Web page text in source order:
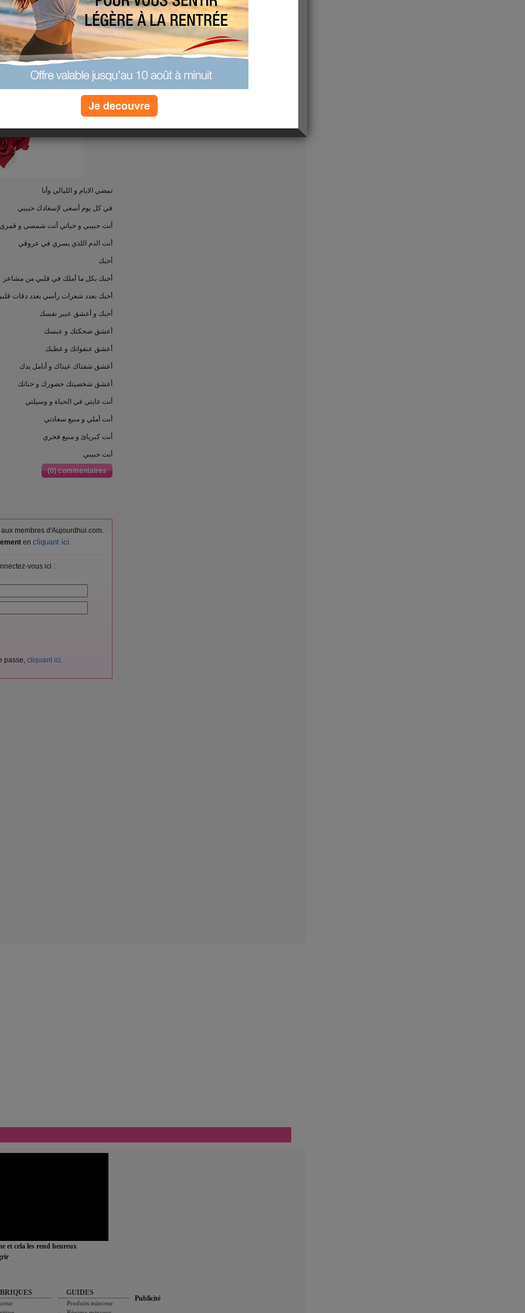
تمضي الايام و الليالي وأنا
في كل يوم أسعى لإسعادك حبيبي
أنت حبيبي و حياتي أنت شمسي و قمري
أنت الدم اللذي يسري في عروقي
أحبك
أحبك بكل ما أملك في قلبي من مشاعر
أحبك بعدد شعرات رأسي بعدد دقات
أحبك و أعشق عبير نفسك
أعشق ضحكتك و عبسك
أعشق عنفوانك و غظبك
أعشق شفتاك عيناك و أنامل يدك
أعشق شخصيتك حضورك و حنانك
أنت غايتي في الحياة و وسيلتي
أنت أملي و منبع سعادتي
أنت كبريائ و منبع فخري
أنت حبيبي
(0) commentaires
membres d'Aujourdhui.com.
en cliquant ici.
vous ici :
passe, cliquant ici.
et cela les rend heureux
GUIDES
Produits minceur
Publicité
Je decouvre